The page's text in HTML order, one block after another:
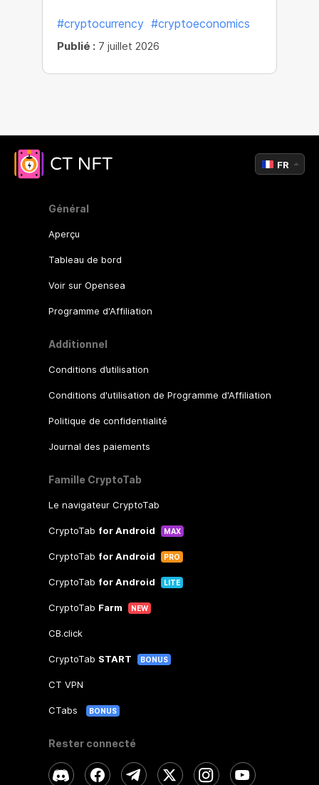
#cryptocurrency #cryptoeconomics
Publié : 7 juillet 2026
Général
Aperçu
Tableau de bord
Voir sur Opensea
Programme d'Affiliation
Additionnel
Conditions d’utilisation
Conditions d'utilisation de Programme d'Affiliation
Politique de confidentialité
Journal des paiements
Famille CryptoTab
Le navigateur CryptoTab
CryptoTab for Android MAX
CryptoTab for Android PRO
CryptoTab for Android LITE
CryptoTab Farm NEW
CB.click
CryptoTab START BONUS
CT VPN
CTabs BONUS
Rester connecté
FR